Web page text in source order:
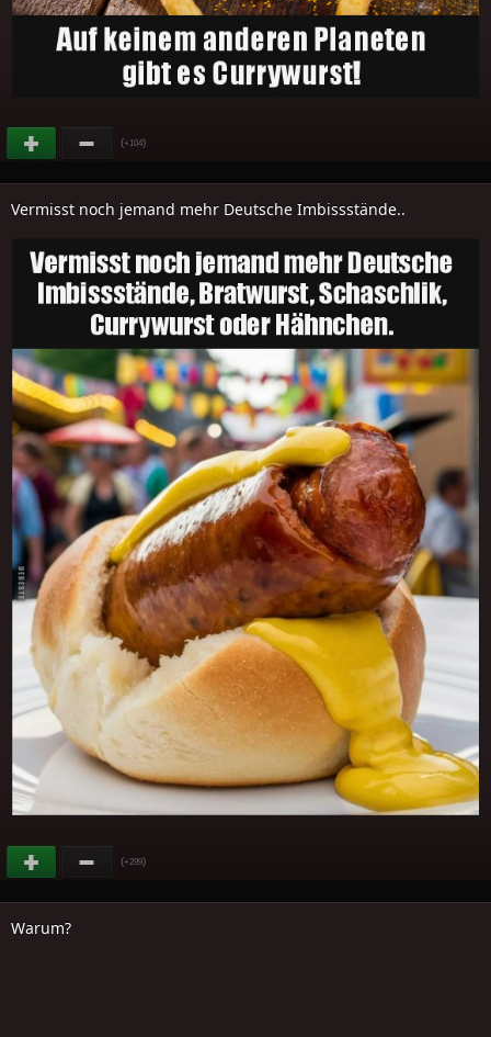
(+104)
Vermisst noch jemand mehr Deutsche Imbissstände..
(+299)
Warum?